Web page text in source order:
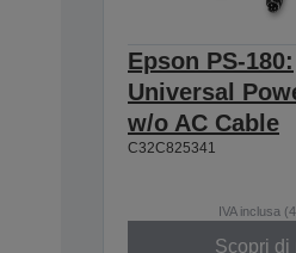
Epson PS-180:
Universal
w/o AC Cable
C32C825341
IVA inclusa
Scopri di